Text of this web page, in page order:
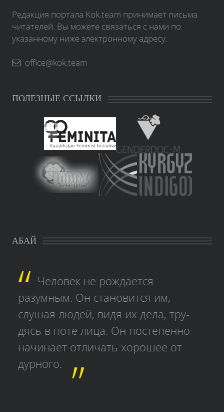
Редакция портала Kok.team принимает письма
читателей. Вы можете связаться с нами по
указанному ниже электронному адресу.
office@kok.team
ПОЛЕЗНЫЕ ССЫЛКИ
АБАЙ
Человек не рождается
разумным. Он становится им,
слушая людей, видя их дела, тру­
дясь в поте лица. Он постепенно
начинает отличать хорошее от
дурного.